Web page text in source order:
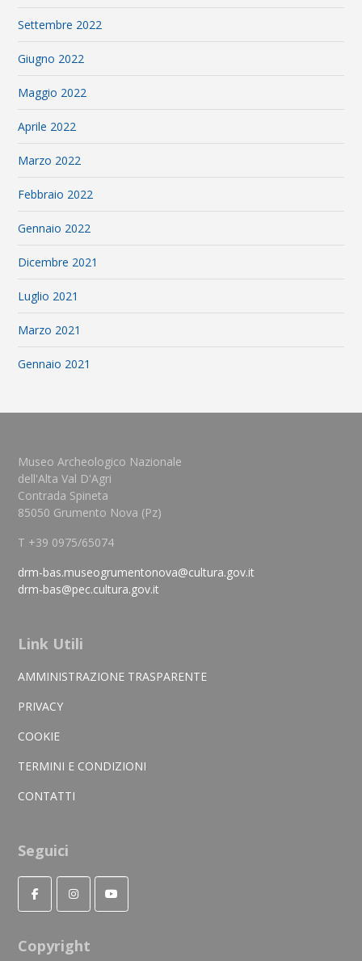
Settembre 2022
Giugno 2022
Maggio 2022
Aprile 2022
Marzo 2022
Febbraio 2022
Gennaio 2022
Dicembre 2021
Luglio 2021
Marzo 2021
Gennaio 2021
Museo Archeologico Nazionale
dell'Alta Val D'Agri
Contrada Spineta
85050 Grumento Nova (Pz)
T +39 0975/65074
drm-bas.museogrumentonova@cultura.gov.it
drm-bas@pec.cultura.gov.it
Link Utili
AMMINISTRAZIONE TRASPARENTE
PRIVACY
COOKIE
TERMINI E CONDIZIONI
CONTATTI
Seguici
Copyright